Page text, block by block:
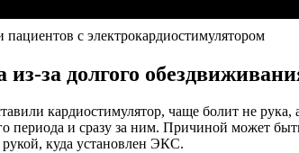
с электрокардиостимулятором
из-за долгого
кардиостимулятор, чаще болит не
периода и сразу за ним. Причиной может
куда установлен ЭКС.